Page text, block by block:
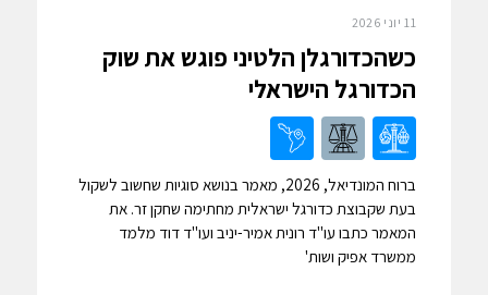
11 יוני 2026
כשהכדורגלן הלטיני פוגש את שוק
הכדורגל הישראלי
ברוח המונדיאל, 2026, מאמר בנושא סוגיות שחשוב לשקול
בעת שקבוצת כדורגל ישראלית מחתימה שחקן זר. את
המאמר כתבו עו"ד רונית אמיר-יניב ועו"ד דוד מלמד
ממשרד אפיק ושות'